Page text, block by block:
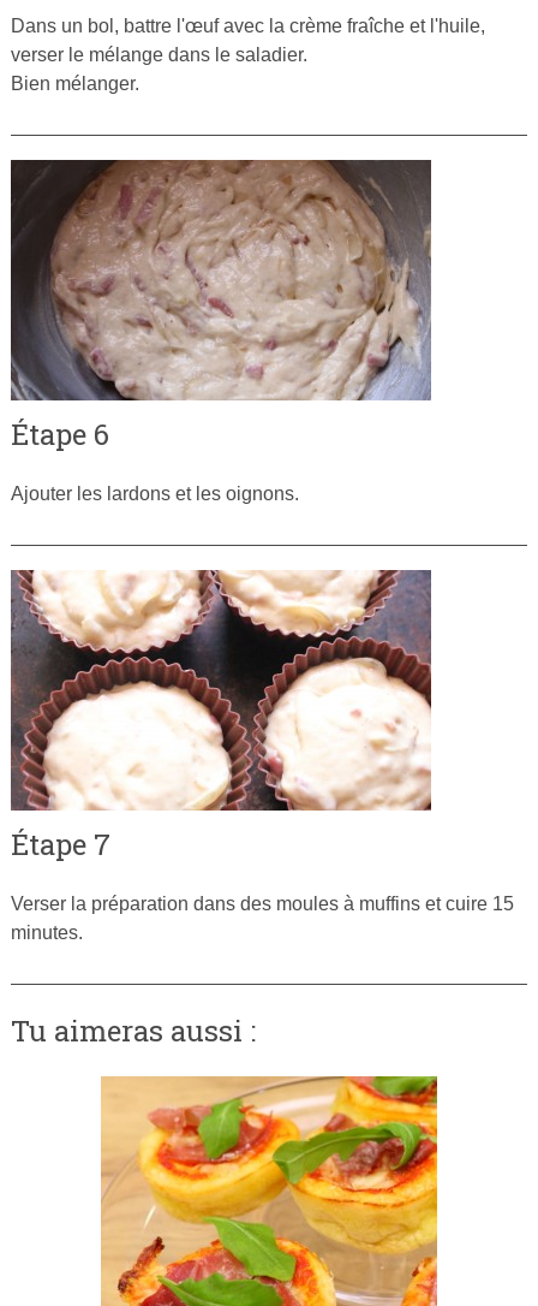
Dans un bol, battre l'œuf avec la crème fraîche et l'huile,
verser le mélange dans le saladier.
Bien mélanger.
Étape 6
Ajouter les lardons et les oignons.
Étape 7
Verser la préparation dans des moules à muffins et cuire 15
minutes.
Tu aimeras aussi :